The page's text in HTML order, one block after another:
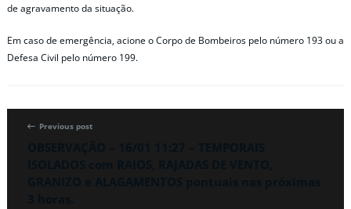
de agravamento da situação.
Em caso de emergência, acione o Corpo de Bombeiros pelo número 193 ou a
Defesa Civil pelo número 199.
Previous post